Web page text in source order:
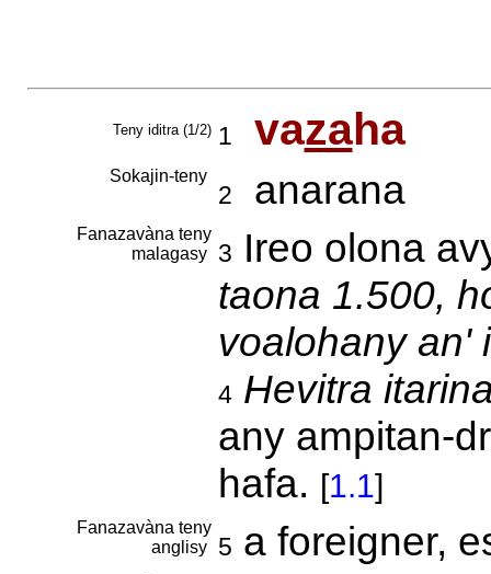
Teny iditra (1/2) 1 vazaha
Sokajin-teny
2 anarana
Fanazavàna teny
malagasy
3 Ireo olona
taona 1.500,
voalohany an'
4 Hevitra
any ampitan-
hafa. [1.1]
Fanazavàna teny
anglisy
5 a foreigner,